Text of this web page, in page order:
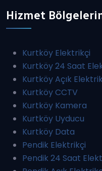
Hizmet
Kurtköy Elektrikçi
Kurtköy 24 Saat
Kurtköy Açık
Kurtköy CCTV
Kurtköy Kamera
Kurtköy Uyducu
Kurtköy Data
Pendik Elektrikçi
Pendik 24 Saat